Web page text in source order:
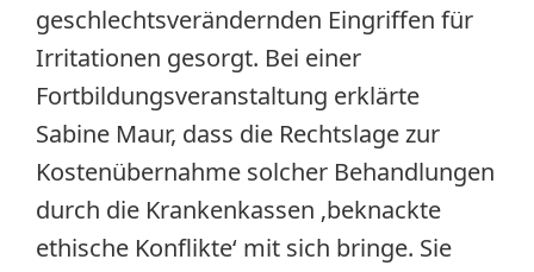
geschlechtsverändernden Eingriffen für
Irritationen gesorgt. Bei einer
Fortbildungsveranstaltung erklärte
Sabine Maur, dass die Rechtslage zur
Kostenübernahme solcher Behandlungen
durch die Krankenkassen ‚beknackte
ethische Konflikte‘ mit sich bringe. Sie